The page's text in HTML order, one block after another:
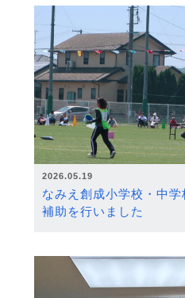
2026.05.19
なみえ創成小学校・中
補助を行いました